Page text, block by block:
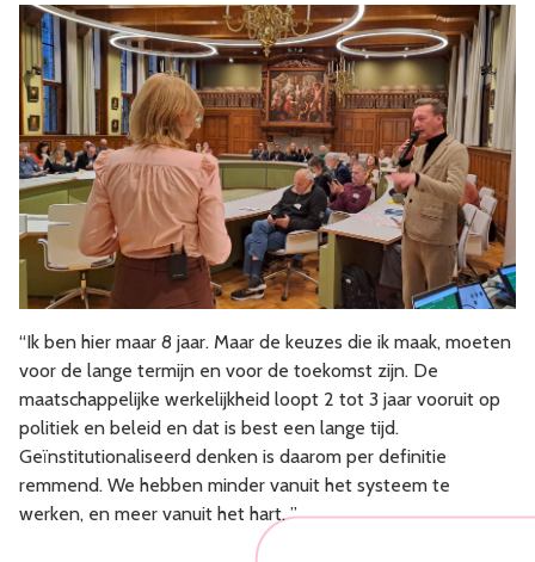
“Ik ben hier maar 8 jaar. Maar de keuzes die ik maak, moeten
voor de lange termijn en voor de toekomst zijn. De
maatschappelijke werkelijkheid loopt 2 tot 3 jaar vooruit op
politiek en beleid en dat is best een lange tijd.
Geïnstitutionaliseerd denken is daarom per definitie
remmend. We hebben minder vanuit het systeem te
werken, en meer vanuit het hart. ”